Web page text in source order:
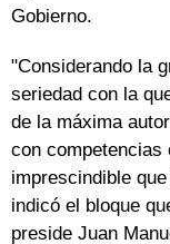
Gobierno.
"Considerando la
seriedad con la
de la máxima
con competencias
imprescindible
indicó el bloque
preside Juan